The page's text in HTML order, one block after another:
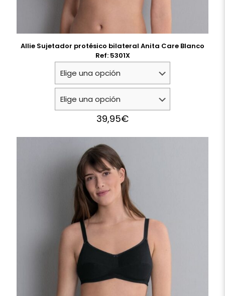
Allie Sujetador protésico bilateral Anita Care Blanco
Ref: 5301X
39,95€